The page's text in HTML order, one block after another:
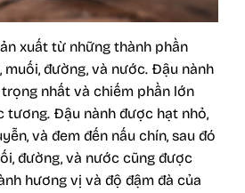
xuất từ những thành phần
muối, đường, và nước. Đậu nành
nhất và chiếm phần lớn
tương. Đậu nành được hạt nhỏ,
và đem đến nấu chín, sau đó
đường, và nước cũng được
hương vị và độ đậm đà của